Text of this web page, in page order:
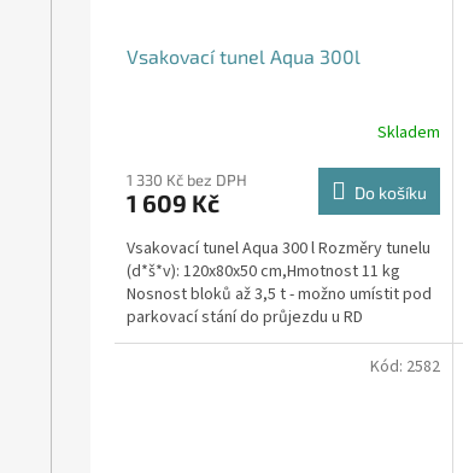
Vsakovací tunel Aqua 300l
Skladem
1 330 Kč bez DPH
1 609 Kč Do košíku
Vsakovací tunel Aqua 300 l Rozměry tunelu
(d*š*v): 120x80x50 cm,Hmotnost 11 kg
Nosnost bloků až 3,5 t - možno umístit pod
parkovací stání do průjezdu u RD
Kód: 2582